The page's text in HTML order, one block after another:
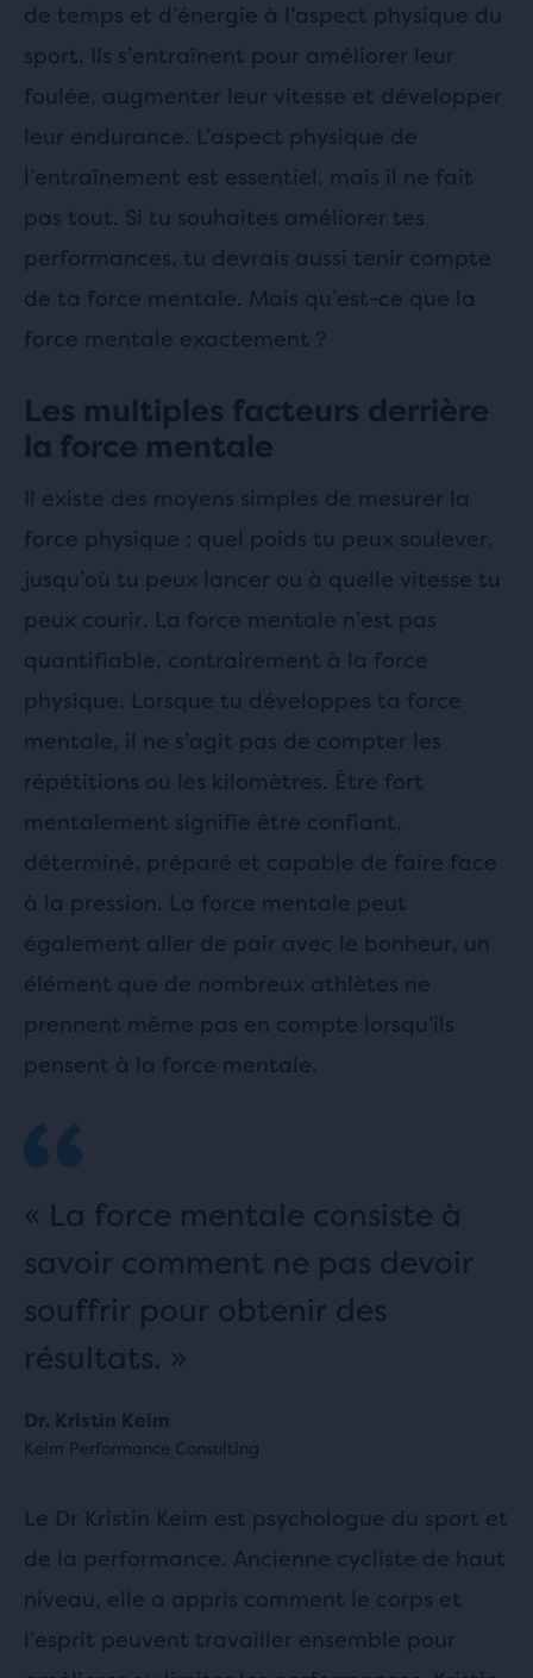
de temps et d’énergie à l’aspect physique du
sport. Ils s’entraînent pour améliorer leur
foulée, augmenter leur vitesse et développer
leur endurance. L’aspect physique de
l’entraînement est essentiel, mais il ne fait
pas tout. Si tu souhaites améliorer tes
performances, tu devrais aussi tenir compte
de ta force mentale. Mais qu’est-ce que la
force mentale exactement ?
Les multiples facteurs derrière
la force mentale
Il existe des moyens simples de mesurer la
force physique : quel poids tu peux soulever,
jusqu’où tu peux lancer ou à quelle vitesse tu
peux courir. La force mentale n’est pas
quantifiable, contrairement à la force
physique. Lorsque tu développes ta force
mentale, il ne s’agit pas de compter les
répétitions ou les kilomètres. Être fort
mentalement signifie être confiant,
déterminé, préparé et capable de faire face
à la pression. La force mentale peut
également aller de pair avec le bonheur, un
élément que de nombreux athlètes ne
prennent même pas en compte lorsqu’ils
pensent à la force mentale.
« La force mentale consiste à
savoir comment ne pas devoir
souffrir pour obtenir des
résultats. »
Dr. Kristin Keim
Keim Performance Consulting
Le Dr Kristin Keim est psychologue du sport et
de la performance. Ancienne cycliste de haut
niveau, elle a appris comment le corps et
l’esprit peuvent travailler ensemble pour